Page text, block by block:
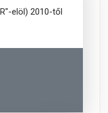
elöl) 2010-től